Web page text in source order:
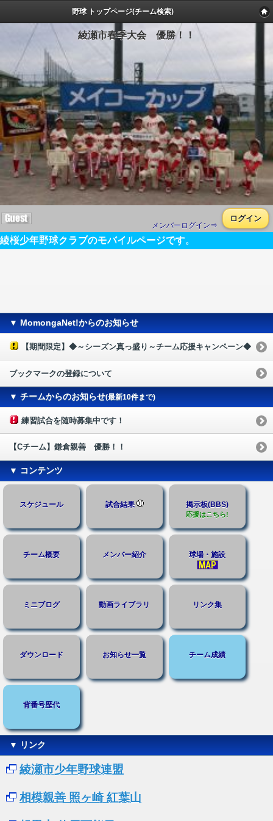
野球 トップページ(チーム検索)
綾瀬市春季大会 優勝！！
メンバーログイン⇒
ログイン
綾桜少年野球クラブのモバイルページです。
▼ MomongaNet!からのお知らせ
【期間限定】◆～シーズン真っ盛り～チーム応援キャンペーン◆
ブックマークの登録について
▼ チームからのお知らせ(最新10件まで)
練習試合を随時募集中です！
【Cチーム】鎌倉親善 優勝！！
▼ コンテンツ
スケジュール 試合結果 掲示板(BBS)
応援はこちら!
チーム概要 メンバー紹介 球場・施設
ミニブログ 動画ライブラリ リンク集
ダウンロード お知らせ一覧 チーム成績
背番号歴代
▼ リンク
綾瀬市少年野球連盟
相模親善 照ヶ崎 紅葉山